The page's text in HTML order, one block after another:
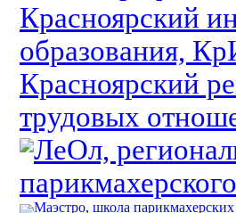
Красноярский
образования,
Красноярский
трудовых
ЛеОл,
Маэстро, школа парикмахерских